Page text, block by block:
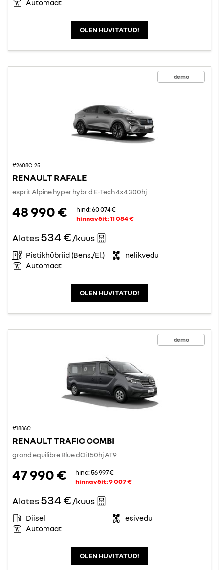
Automaat
OLEN HUVITATUD!
demo
#2608C_25
RENAULT RAFALE
esprit Alpine hyper hybrid E-Tech 4x4 300hj
48 990 € hind:60 074 €
hinnavõit:11 084 €
Alates534 €/kuus
Pistikhübriid (Bens./El.)
nelikvedu
Automaat
OLEN HUVITATUD!
demo
#1886C
RENAULT TRAFIC COMBI
grand equilibre Blue dCi 150hj AT9
47 990 € hind:56 997 €
hinnavõit:9 007 €
Alates534 €/kuus
Diisel
esivedu
Automaat
OLEN HUVITATUD!